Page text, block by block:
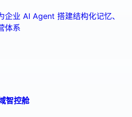
业 AI Agent 搭建结构化记忆、
体系
智控舱